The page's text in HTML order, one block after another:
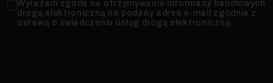
Wyrażam zgodę na otrzymywanie informacji handlowych
drogą elektroniczną na podany adres e-mail zgodnie z
ustawą o świadczeniu usług drogą elektroniczną.